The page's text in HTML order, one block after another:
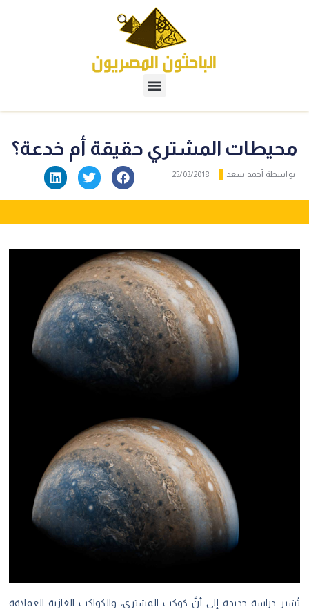
محيطات المشتري حقيقة أم خدعة؟
بواسطة أحمد سعد 25/03/2018
تُشير دراسة جديدة إلى أنَّ كوكب المشتري، والكواكب الغازية العملاقة